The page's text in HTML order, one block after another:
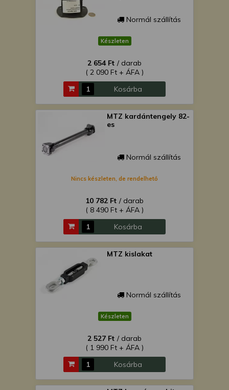
Normál szállítás
Készleten
2 654 Ft / darab
( 2 090 Ft + ÁFA )
Kosárba
MTZ kardántengely 82-
es
Normál szállítás
Nincs készleten, de rendelhető
10 782 Ft / darab
( 8 490 Ft + ÁFA )
Kosárba
MTZ kislakat
Normál szállítás
Készleten
2 527 Ft / darab
( 1 990 Ft + ÁFA )
Kosárba